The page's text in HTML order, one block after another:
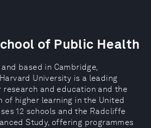
of Public Health
based in Cambridge,
University is a leading
and education and the
of higher learning in the United
12 schools and the Radcliffe
Study, offering programmes